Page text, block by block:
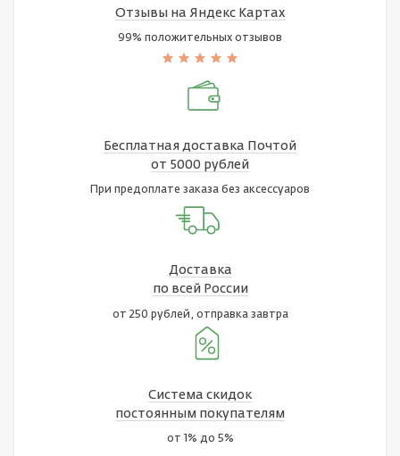
Отзывы на Яндекс Картах
99% положительных отзывов
Бесплатная доставка Почтой
от 5000 рублей
При предоплате заказа без аксессуаров
Доставка
по всей России
от 250 рублей, отправка завтра
Система скидок
постоянным покупателям
от 1% до 5%